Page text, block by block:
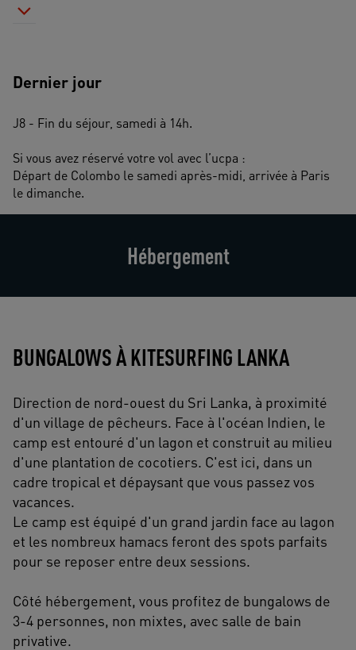
Dernier jour
J8 - Fin du séjour, samedi à 14h.
Si vous avez réservé votre vol avec l’ucpa :
Départ de Colombo le samedi après-midi, arrivée à Paris
le dimanche.
Hébergement
BUNGALOWS À KITESURFING LANKA
Direction de nord-ouest du Sri Lanka, à proximité
d'un village de pêcheurs. Face à l'océan Indien, le
camp est entouré d'un lagon et construit au milieu
d'une plantation de cocotiers. C'est ici, dans un
cadre tropical et dépaysant que vous passez vos
vacances.
Le camp est équipé d'un grand jardin face au lagon
et les nombreux hamacs feront des spots parfaits
pour se reposer entre deux sessions.
Côté hébergement, vous profitez de bungalows de
3-4 personnes, non mixtes, avec salle de bain
privative.